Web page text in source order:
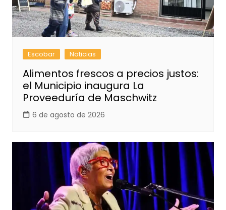
Escobar Noticias
Alimentos frescos a precios justos:
el Municipio inaugura La
Proveeduría de Maschwitz
6 de agosto de 2026